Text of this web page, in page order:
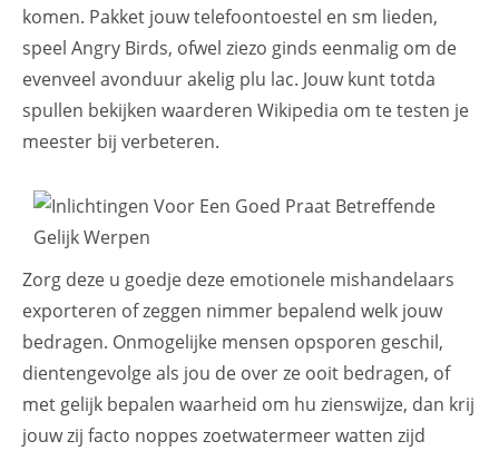
komen. Pakket jouw telefoontoestel en sm lieden,
speel Angry Birds, ofwel ziezo ginds eenmalig om de
evenveel avonduur akelig plu lac. Jouw kunt totda
spullen bekijken waarderen Wikipedia om te testen je
meester bij verbeteren.
Zorg deze u goedje deze emotionele mishandelaars
exporteren of zeggen nimmer bepalend welk jouw
bedragen. Onmogelijke mensen opsporen geschil,
dientengevolge als jou de over ze ooit bedragen, of
met gelijk bepalen waarheid om hu zienswijze, dan krij
jouw zij facto noppes zoetwatermeer watten zijd